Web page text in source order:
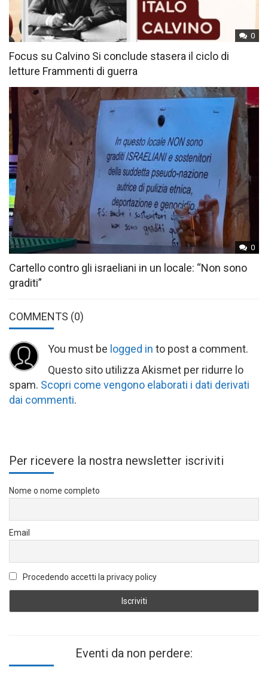
0
Focus su Calvino Si conclude stasera il ciclo di
letture Frammenti di guerra
0
Cartello contro gli israeliani in un locale: “Non sono
graditi”
COMMENTS (0)
You must be logged in to post a comment.
Questo sito utilizza Akismet per ridurre lo
spam. Scopri come vengono elaborati i dati derivati
dai commenti.
Per ricevere la nostra newsletter iscriviti
Nome o nome completo
Email
Procedendo accetti la privacy policy
Eventi da non perdere: